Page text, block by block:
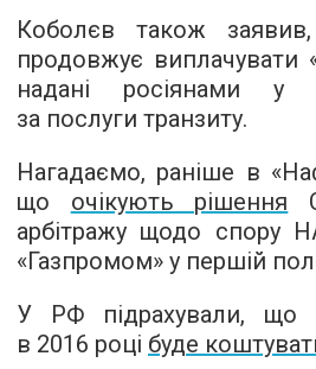
Коболєв також
продовжує виплачувати
надані росіянами у
за послуги транзиту.
Нагадаємо, раніше в
що очікують рішення
арбітражу щодо спору
«Газпромом» у першій
У РФ підрахували, що
в 2016 році буде